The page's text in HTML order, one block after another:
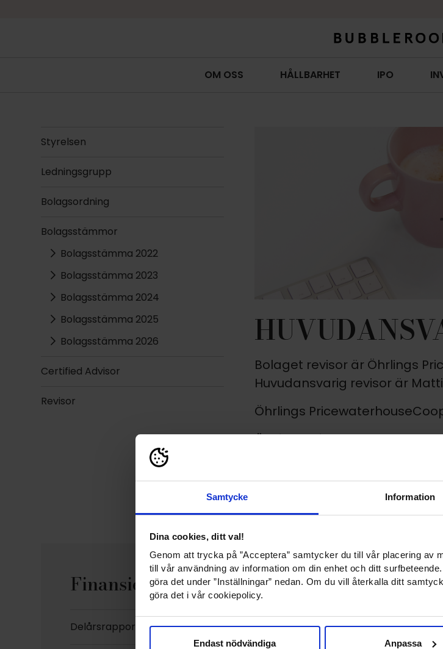
Samtycke Information
Dina cookies, ditt val!
Genom att trycka på ”Acceptera” samtycker du till vår placering
till vår användning av information om din enhet och ditt
göra det under ”Inställningar” nedan. Om du vill återkalla ditt
göra det i vår cookiepolicy.
Endast nödvändiga Anpassa
OM OSS HÅLLBARHET IPO
Styrelsen
Ledningsgrupp
Bolagsordning
Bolagsstämmor
Bolagsstämma 2022
Bolagsstämma 2023
Bolagsstämma 2024
Bolagsstämma 2025
Bolagsstämma 2026
Certified Advisor
Revisor
Bolaget revisor är Öhrlings
Huvudansvarig revisor är
Öhrlings
Öhrlings
Finansiell kalender
Delårsrapport januari-juni 2026: 15 juli 2026